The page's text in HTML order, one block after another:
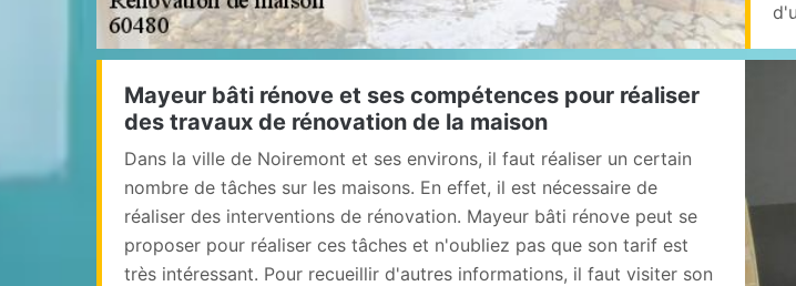
Mayeur bâti rénove et ses compétences pour réaliser
des travaux de rénovation de la maison
Dans la ville de Noiremont et ses environs, il faut réaliser un certain
nombre de tâches sur les maisons. En effet, il est nécessaire de
réaliser des interventions de rénovation. Mayeur bâti rénove peut se
proposer pour réaliser ces tâches et n'oubliez pas que son tarif est
très intéressant. Pour recueillir d'autres informations, il faut visiter son